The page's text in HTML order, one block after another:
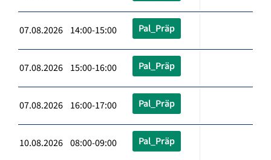
07.08.2026 14:00-15:00 Pal_Präp
07.08.2026 15:00-16:00 Pal_Präp
07.08.2026 16:00-17:00 Pal_Präp
10.08.2026 08:00-09:00 Pal_Präp